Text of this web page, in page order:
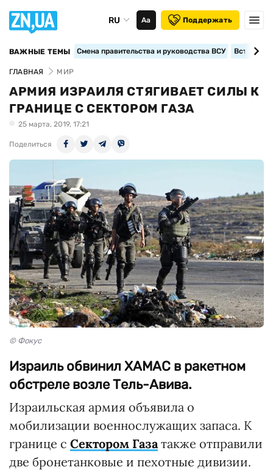
RU Аа Поддержать
ВАЖНЫЕ ТЕМЫ Смена правительства и руководства ВСУ
ГЛАВНАЯ МИР
АРМИЯ ИЗРАИЛЯ СТЯГИВАЕТ СИЛЫ К
ГРАНИЦЕ С СЕКТОРОМ ГАЗА
25 марта, 2019, 17:21
Поделиться
© Фокус
Израиль обвинил ХАМАС в ракетном
обстреле возле Тель-Авива.
Израильская армия объявила о
мобилизации военнослужащих запаса. К
границе с Сектором Газатакже отправили
две бронетанковые и пехотные дивизии.